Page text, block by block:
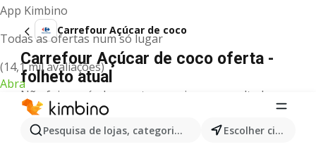
App Kimbino
Todas as ofertas num só lugar
(14,1 mil avaliações)
Abra
Pesquisa de lojas, categorias,produtos... Escolher cidade
Carrefour Açúcar de coco
Carrefour Açúcar de coco oferta -
folheto atual
Não foi possível encontrar quaisquer resultados
para este termo.
Mais produtos em Carrefour